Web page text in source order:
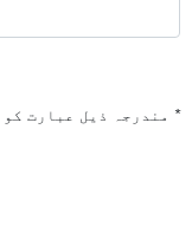
* مندرجہ ذیل عبارت